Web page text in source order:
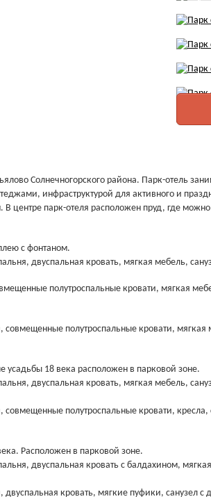
Солнечногорского района. Парк-отель
инфраструктурой для активного и
центре парк-отеля расположен пруд, где можно
с фонтаном.
двуспальная кровать, мягкая мебель,
полутроспальные кровати, мягкая
полутроспальные кровати, мягкая
усадьбы 18 века расположен в парковой зоне.
двуспальная кровать, мягкая мебель,
полутроспальные кровати,
Расположен в парковой зоне.
двуспальная кровать с балдахином,
кровать, мягкие пуфики, санузел